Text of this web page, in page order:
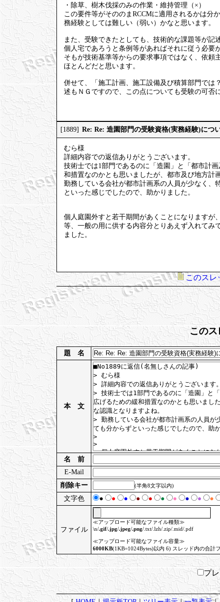
・除草、樹木伐採のみの作業・維持管理（×）
この要件等がそののまRCCMに適用されるかは分
務経験としては難しい（弱い）かなと思います。
また、受験できたとしても、技術的な課題等が記
個人宅であろうと条例等があればそれに従う必要
そもが技術基準等からの要求事項ではなく、依
ほとんどだと思います。
併せて、「施工計画、施工設備及び積算部門では
述もＮＧですので、この点についても受験の可否
[1889] Re: Re: 造園部門の受験資格(実務経験)につ
むら様
詳細内容での返信ありがとうございます。
技術士では1部門であるのに「造園」と「都市計
和措置なのかとも思いましたが、都市及び地方計
勤務している会社が都市計画系の人員が少なく、
といった感じでしたので、助かりました。
個人庭園外すと若干期間があくことになりますが
等、一般の用に供する内容分とりあえず入れてみ
ました。
このスレ
このス
題 名
本 文
名 前
E-Mail
削除キー
(半角8文字以内)
文字色 ● ● ● ● ● ● ● ● ● ●
ファイル
≪アップロード可能なファイル種類≫
\n/.gif/.jpg/.jpeg/.png/.txt/.lzh/.zip/.mid/.pdf
≪アップロード可能なファイル容量≫
6000KB(1KB=1024Bytes)以内 6) スレッド内の合計
プ